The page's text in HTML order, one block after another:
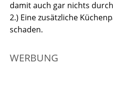
damit auch gar nichts
2.) Eine zusätzliche
schaden.
WERBUNG